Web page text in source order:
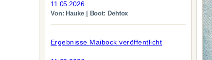
11.05.2026
Von: Hauke | Boot: Dehtox
Ergebnisse Maibock veröffentlicht